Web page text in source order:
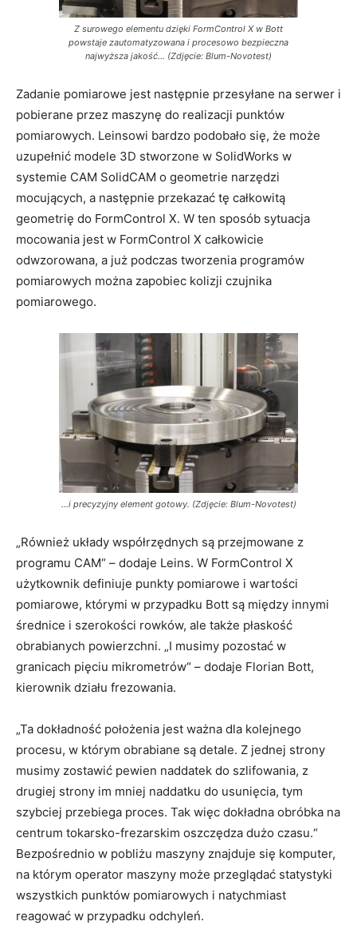
Z surowego elementu dzięki FormControl X w Bott
powstaje zautomatyzowana i procesowo bezpieczna
najwyższa jakość... (Zdjęcie: Blum-Novotest)
Zadanie pomiarowe jest następnie przesyłane na serwer i
pobierane przez maszynę do realizacji punktów
pomiarowych. Leinsowi bardzo podobało się, że może
uzupełnić modele 3D stworzone w SolidWorks w
systemie CAM SolidCAM o geometrie narzędzi
mocujących, a następnie przekazać tę całkowitą
geometrię do FormControl X. W ten sposób sytuacja
mocowania jest w FormControl X całkowicie
odwzorowana, a już podczas tworzenia programów
pomiarowych można zapobiec kolizji czujnika
pomiarowego.
...i precyzyjny element gotowy. (Zdjęcie: Blum-Novotest)
„Również układy współrzędnych są przejmowane z
programu CAM“ – dodaje Leins. W FormControl X
użytkownik definiuje punkty pomiarowe i wartości
pomiarowe, którymi w przypadku Bott są między innymi
średnice i szerokości rowków, ale także płaskość
obrabianych powierzchni. „I musimy pozostać w
granicach pięciu mikrometrów“ – dodaje Florian Bott,
kierownik działu frezowania.
„Ta dokładność położenia jest ważna dla kolejnego
procesu, w którym obrabiane są detale. Z jednej strony
musimy zostawić pewien naddatek do szlifowania, z
drugiej strony im mniej naddatku do usunięcia, tym
szybciej przebiega proces. Tak więc dokładna obróbka na
centrum tokarsko-frezarskim oszczędza dużo czasu.“
Bezpośrednio w pobliżu maszyny znajduje się komputer,
na którym operator maszyny może przeglądać statystyki
wszystkich punktów pomiarowych i natychmiast
reagować w przypadku odchyleń.